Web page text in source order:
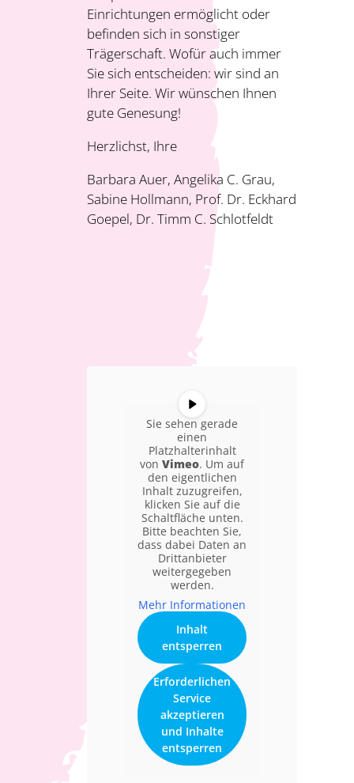
Einrichtungen ermöglicht oder
befinden sich in sonstiger
Trägerschaft. Wofür auch immer
Sie sich entscheiden: wir sind an
Ihrer Seite. Wir wünschen Ihnen
gute Genesung!
Herzlichst, Ihre
Barbara Auer, Angelika C. Grau,
Sabine Hollmann, Prof. Dr. Eckhard
Goepel, Dr. Timm C. Schlotfeldt
Sie sehen gerade
einen
Platzhalterinhalt
von Vimeo. Um auf
den eigentlichen
Inhalt zuzugreifen,
klicken Sie auf die
Schaltfläche unten.
Bitte beachten Sie,
dass dabei Daten an
Drittanbieter
weitergegeben
werden.
Mehr Informationen
Inhalt
entsperren
Erforderlichen
Service
akzeptieren
und Inhalte
entsperren